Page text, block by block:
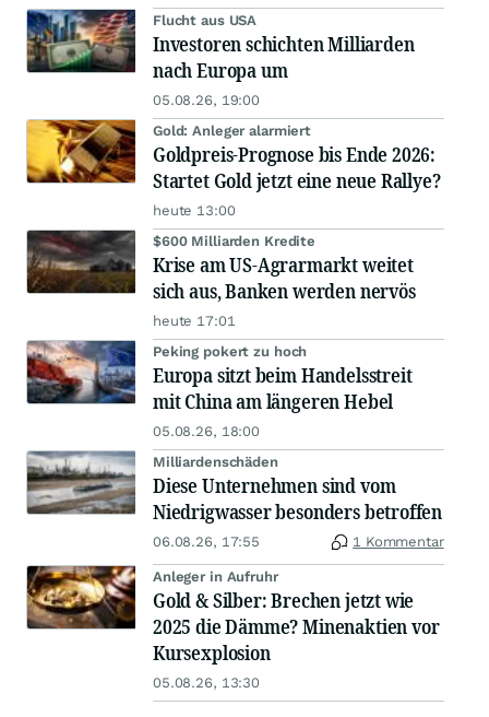
Flucht aus USA
Investoren schichten Milliarden
nach Europa um
05.08.26, 19:00
Gold: Anleger alarmiert
Goldpreis-Prognose bis Ende 2026:
Startet Gold jetzt eine neue Rallye?
heute 13:00
$600 Milliarden Kredite
Krise am US-Agrarmarkt weitet
sich aus, Banken werden nervös
heute 17:01
Peking pokert zu hoch
Europa sitzt beim Handelsstreit
mit China am längeren Hebel
05.08.26, 18:00
Milliardenschäden
Diese Unternehmen sind vom
Niedrigwasser besonders betroffen
06.08.26, 17:55 1 Kommentar
Anleger in Aufruhr
Gold & Silber: Brechen jetzt wie
2025 die Dämme? Minenaktien vor
Kursexplosion
05.08.26, 13:30